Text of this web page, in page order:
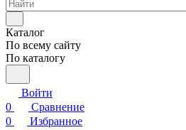
Каталог
По всему сайту
По каталогу
Войти
0
Сравнение
0
Избранное